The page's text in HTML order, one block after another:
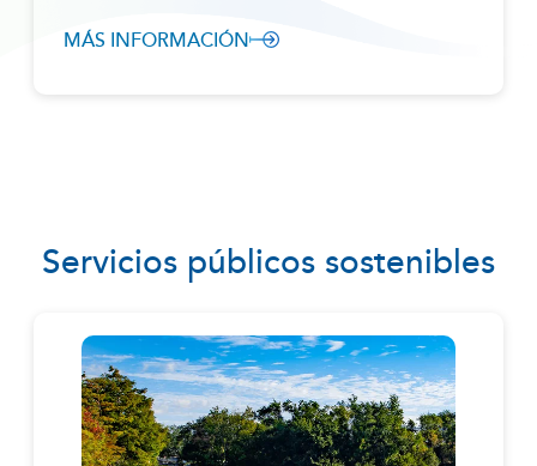
MÁS INFORMACIÓN
Servicios públicos sostenibles